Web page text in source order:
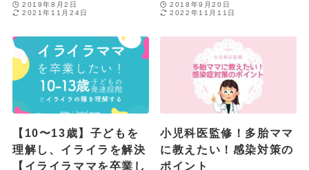
2019年8月2日
2021年11月24日
2018年9月20日
2022年11月11日
【10〜13歳】子どもを
理解し、イライラを解決
【イライラママを卒業し
小児科医監修！多胎ママ
に教えたい！感染対策の
ポイント